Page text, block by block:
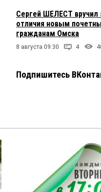
Сергей ШЕЛЕСТ вручил
отличия новым
гражданам Омска
8 августа 09:30 4
Подпишитесь